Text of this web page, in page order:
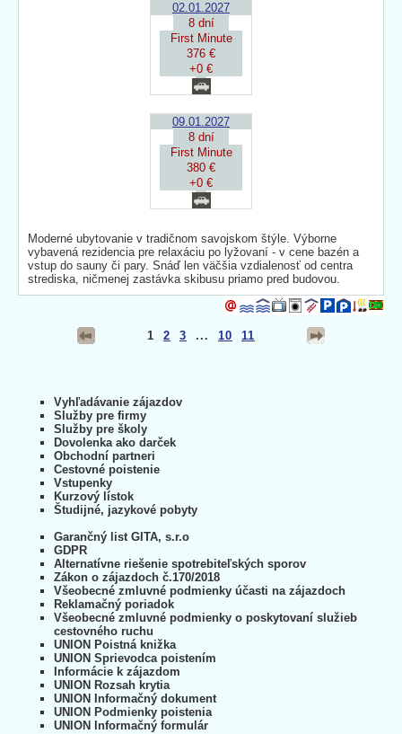
02.01.2027
8 dní
First Minute
376 €
+0 €
09.01.2027
8 dní
First Minute
380 €
+0 €
Moderné ubytovanie v tradičnom savojskom štýle. Výborne
vybavená rezidencia pre relaxáciu po lyžovaní - v cene bazén a
vstup do sauny či pary. Snáď len väčšia vzdialenosť od centra
strediska, ničmenej zastávka skibusu priamo pred budovou.
1 2 3 ... 10 11
Vyhľadávanie zájazdov
Služby pre firmy
Služby pre školy
Dovolenka ako darček
Obchodní partneri
Cestovné poistenie
Vstupenky
Kurzový lístok
Študijné, jazykové pobyty
Garančný list GITA, s.r.o
GDPR
Alternatívne riešenie spotrebiteľských sporov
Zákon o zájazdoch č.170/2018
Všeobecné zmluvné podmienky účasti na zájazdoch
Reklamačný poriadok
Všeobecné zmluvné podmienky o poskytovaní služieb
cestovného ruchu
UNION Poistná knižka
UNION Sprievodca poistením
Informácie k zájazdom
UNION Rozsah krytia
UNION Informačný dokument
UNION Podmienky poistenia
UNION Informačný formulár